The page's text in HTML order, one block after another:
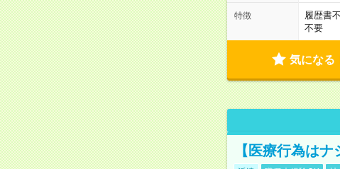
特徴 履歴書
不要
気になる
【医療行為は